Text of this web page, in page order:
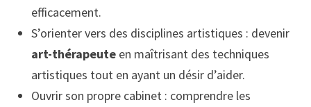
efficacement.
S’orienter vers des disciplines artistiques : devenir
art-thérapeuteen maîtrisant des techniques
artistiques tout en ayant un désir d’aider.
Ouvrir son propre cabinet : comprendre les